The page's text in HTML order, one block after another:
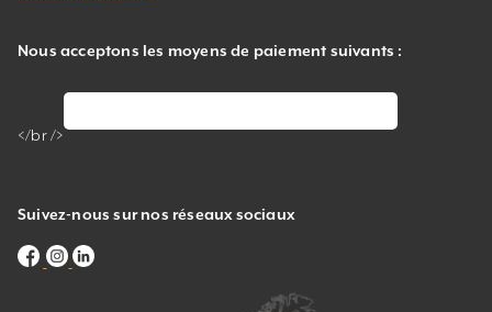
Nous acceptons les moyens de paiement suivants :
</br />
Suivez-nous sur nos réseaux sociaux